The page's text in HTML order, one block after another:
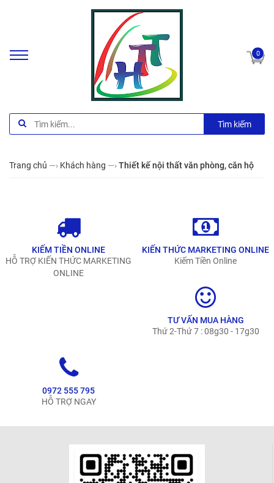
0
Tìm kiếm
Trang chủ —› Khách hàng —›Thiết kế nội thất văn phòng, căn hộ
KIẾM TIỀN ONLINE
HỖ TRỢ KIẾN THỨC MARKETING
ONLINE
KIẾN THỨC MARKETING ONLINE
Kiếm Tiền Online
TƯ VẤN MUA HÀNG
Thứ 2-Thứ 7 : 08g30 - 17g30
0972 555 795
HỖ TRỢ NGAY